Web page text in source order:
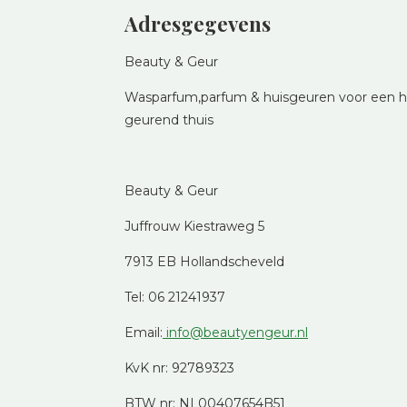
Adresgegevens
Beauty & Geur
Wasparfum,parfum & huisgeuren voor een
geurend thuis
Beauty & Geur
Juffrouw Kiestraweg 5
7913 EB Hollandscheveld
Tel: 06 21241937
Email: info@beautyengeur.nl
KvK nr: 92789323
BTW nr: NL00407654B51